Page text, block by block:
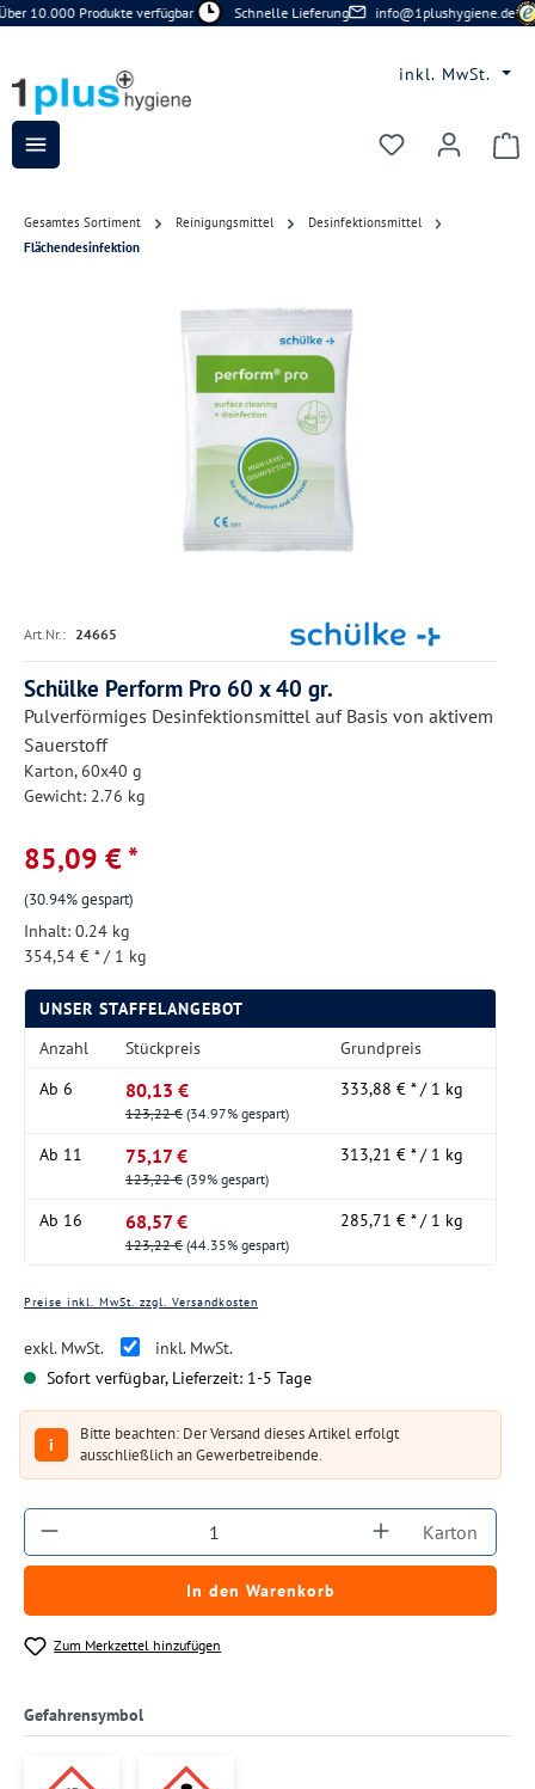
Zum Hauptinhalt springen
10.000 Produkte verfügbar Schnelle Lieferung info@1plushygiene.de
inkl. MwSt.
Du hast 0
Gesamtes Sortiment Reinigungsmittel
Desinfektionsmittel
Flächendesinfektion
Bildergalerie überspringen
Art.Nr.: 24665
Schülke Perform Pro 60 x 40 gr.
Pulverförmiges Desinfektionsmittel auf Basis von aktivem
Sauerstoff
Karton, 60x40 g
Gewicht: 2.76 kg
85,09 € *
(30.94% gespart)
Inhalt: 0.24 kg
354,54 € * / 1 kg
UNSER STAFFELANGEBOT
Anzahl
Stückpreis
Grundpreis
Ab 6 80,13 €
123,22 € (34.97% gespart)
333,88 € * / 1 kg
Ab 11 75,17 €
123,22 € (39% gespart)
313,21 € * / 1 kg
Ab 16 68,57 €
123,22 € (44.35% gespart)
285,71 € * / 1 kg
Preise inkl. MwSt. zzgl. Versandkosten
exkl. MwSt.
inkl. MwSt.
Sofort verfügbar, Lieferzeit: 1-5 Tage
i
Bitte beachten: Der Versand dieses Artikel erfolgt
ausschließlich an Gewerbetreibende.
Produkt Anzahl: Gib den gewünschten
Karton
In den Warenkorb
Zum Merkzettel hinzufügen
Gefahrensymbol